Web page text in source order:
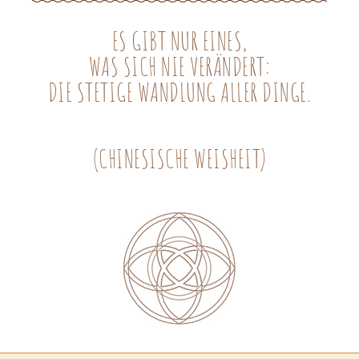
ES GIBT NUR EINES,
WAS SICH NIE VERÄNDERT:
DIE STETIGE WANDLUNG ALLER DINGE.
(CHINESISCHE WEISHEIT)